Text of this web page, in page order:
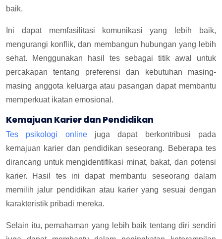
baik.
Ini dapat memfasilitasi komunikasi yang lebih baik,
mengurangi konflik, dan membangun hubungan yang lebih
sehat. Menggunakan hasil tes sebagai titik awal untuk
percakapan tentang preferensi dan kebutuhan masing-
masing anggota keluarga atau pasangan dapat membantu
memperkuat ikatan emosional.
Kemajuan Karier dan Pendidikan
Tes psikologi onlinejuga dapat berkontribusi pada
kemajuan karier dan pendidikan seseorang. Beberapa tes
dirancang untuk mengidentifikasi minat, bakat, dan potensi
karier. Hasil tes ini dapat membantu seseorang dalam
memilih jalur pendidikan atau karier yang sesuai dengan
karakteristik pribadi mereka.
Selain itu, pemahaman yang lebih baik tentang diri sendiri